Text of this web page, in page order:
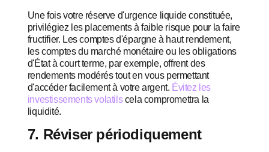
Une fois votre réserve d'urgence liquide constituée,
privilégiez les placements à faible risque pour la faire
fructifier. Les comptes d'épargne à haut rendement,
les comptes du marché monétaire ou les obligations
d'État à court terme, par exemple, offrent des
rendements modérés tout en vous permettant
d'accéder facilement à votre argent. Évitez les
investissements volatilscela compromettra la
liquidité.
7. Réviser périodiquement